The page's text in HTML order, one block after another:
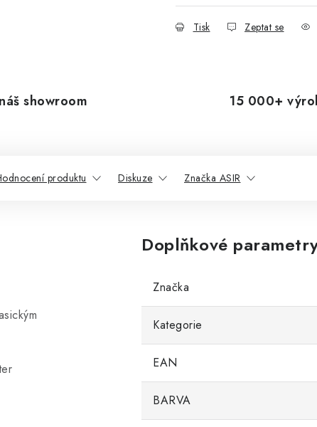
Tisk Zeptat se
showroom 15 000+
produktu Diskuze Značka ASIR
Doplňkové
Značka
Kategorie
EAN
BARVA